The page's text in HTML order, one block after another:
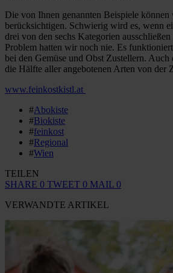
Die von Ihnen genannten Beispiele
berücksichtigen. Schwierig wird es, wenn
drei von den sechs Kategorien
Problem hatten wir noch nie. Es
bei den Gemüse und Obst Zustellern.
die Hälfte aller angebotenen Arten von der
www.feinkostkistl.at
#Abokiste
#Biokiste
#feinkost
#Regional
#Wien
TEILEN
SHARE 0 TWEET 0 MAIL 0
VERWANDTE ARTIKEL